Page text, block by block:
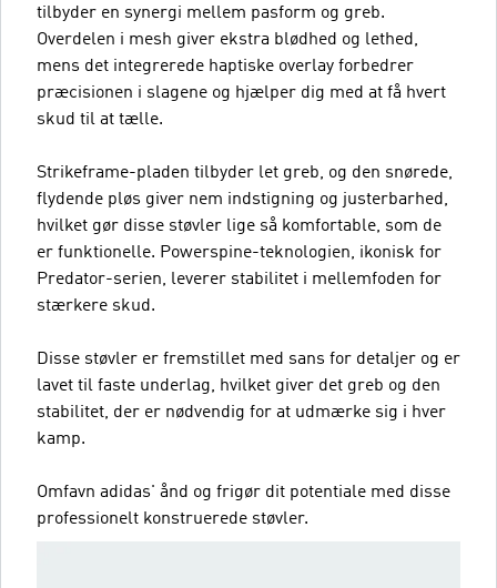
tilbyder en synergi mellem pasform og greb.
Overdelen i mesh giver ekstra blødhed og lethed,
mens det integrerede haptiske overlay forbedrer
præcisionen i slagene og hjælper dig med at få hvert
skud til at tælle.
Strikeframe-pladen tilbyder let greb, og den snørede,
flydende pløs giver nem indstigning og justerbarhed,
hvilket gør disse støvler lige så komfortable, som de
er funktionelle. Powerspine-teknologien, ikonisk for
Predator-serien, leverer stabilitet i mellemfoden for
stærkere skud.
Disse støvler er fremstillet med sans for detaljer og er
lavet til faste underlag, hvilket giver det greb og den
stabilitet, der er nødvendig for at udmærke sig i hver
kamp.
Omfavn adidas' ånd og frigør dit potentiale med disse
professionelt konstruerede støvler.